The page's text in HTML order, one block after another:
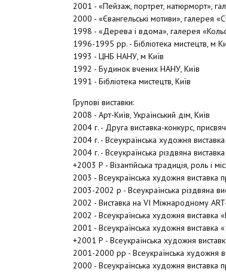
2001 - «Пейзаж, портрет, натюрморт»,
2000 - «Євангельські мотиви», галерея
1998 - «Дерева і вдома», галерея
1996-1995 рр. - Бібліотека мистецтв, м
1993 - ЦНБ НАНУ, м Київ
1992 - Будинок вчених НАНУ, Київ
1991 - Бібліотека мистецтв, Київ
Групові виставки:
2008 - Арт-Київ, Український дім, Київ
2004 г. - Друга виставка-конкурс,
2004 г. - Всеукраїнська художня
2004 г. - Всеукраїнська різдвяна
+2003 Р - Візантійська традиція, роль і
2003 - Всеукраїнська художня виставка
2003-2002 р - Всеукраїнська різдвяна
2002 - Виставка на VI Міжнародному
2002 - Всеукраїнська художня виставка
2001 - Всеукраїнська художня виставка
+2001 Р - Всеукраїнська художня
2001-2000 рр - Всеукраїнська художня
2000 - Всеукраїнська художня виставка